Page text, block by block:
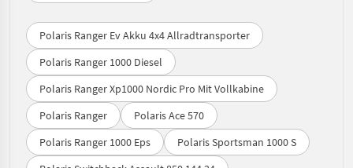
Polaris Ranger Ev Akku 4x4 Allradtransporter
Polaris Ranger 1000 Diesel
Polaris Ranger Xp1000 Nordic Pro Mit Vollkabine
Polaris Ranger
Polaris Ace 570
Polaris Ranger 1000 Eps
Polaris Sportsman 1000 S